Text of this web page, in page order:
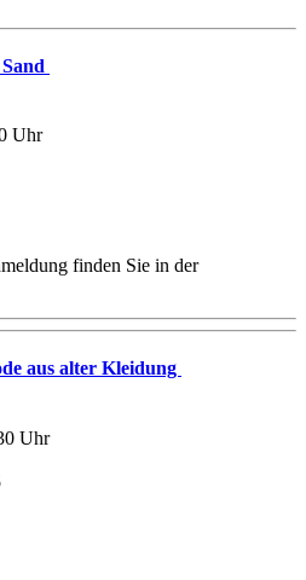
Uhr
finden Sie in der
aus alter Kleidung
Uhr